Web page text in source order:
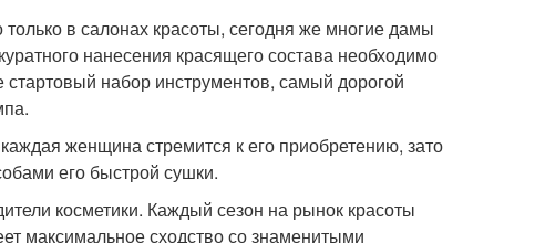
в салонах красоты, сегодня же многие дамы
нанесения красящего состава необходимо
набор инструментов, самый дорогой
женщина стремится к его приобретению, зато
его быстрой сушки.
косметики. Каждый сезон на рынок красоты
максимальное сходство со знаменитыми